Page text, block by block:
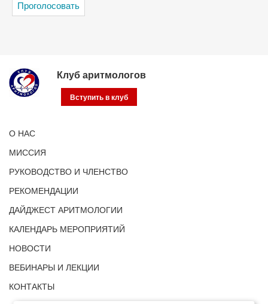
Клуб аритмологов
Вступить в клуб
О НАС
МИССИЯ
РУКОВОДСТВО И ЧЛЕНСТВО
РЕКОМЕНДАЦИИ
ДАЙДЖЕСТ АРИТМОЛОГИИ
КАЛЕНДАРЬ МЕРОПРИЯТИЙ
НОВОСТИ
ВЕБИНАРЫ И ЛЕКЦИИ
КОНТАКТЫ